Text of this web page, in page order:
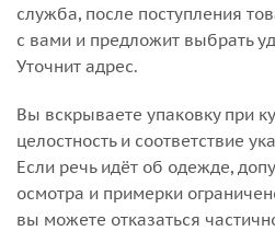
служба, после поступления
с вами и предложит выбрать
Уточнит адрес.
Вы вскрываете упаковку при
целостность и соответствие
Если речь идёт об одежде,
осмотра и примерки
вы можете отказаться